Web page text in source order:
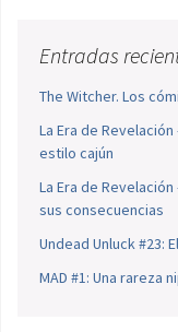
Entradas
The Witcher. Los
La Era de
estilo cajún
La Era de
sus consecuencias
Undead Unluck #23:
MAD #1: Una rareza